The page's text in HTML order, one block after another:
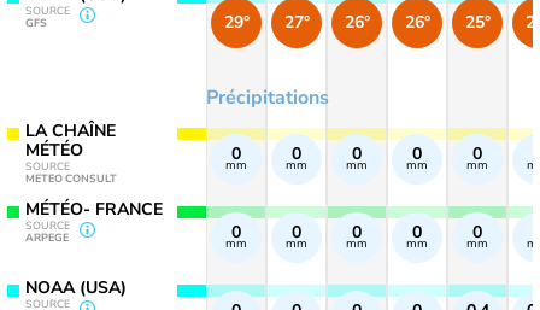
SOURCE
GFS
LA CHAÎNE
MÉTÉO
SOURCE
METEO CONSULT
MÉTÉO- FRANCE
SOURCE
ARPEGE
NOAA (USA)
SOURCE
Précipitations
29°
0
mm
0
mm
27°
0
mm
0
mm
26°
0
mm
0
mm
26°
0
mm
0
mm
25°
0
mm
0
mm